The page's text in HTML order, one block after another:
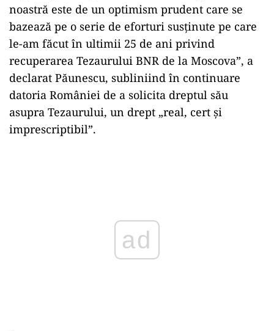
noastră este de un optimism prudent care se
bazează pe o serie de eforturi susținute pe care
le-am făcut în ultimii 25 de ani privind
recuperarea Tezaurului BNR de la Moscova”, a
declarat Păunescu, subliniind în continuare
datoria României de a solicita dreptul său
asupra Tezaurului, un drept „real, cert și
imprescriptibil”.
ad